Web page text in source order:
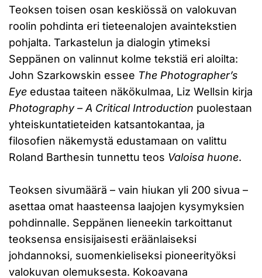
Teoksen toisen osan keskiössä on valokuvan
roolin pohdinta eri tieteenalojen avaintekstien
pohjalta. Tarkastelun ja dialogin ytimeksi
Seppänen on valinnut kolme tekstiä eri aloilta:
John Szarkowskin essee The Photographer’s
Eye edustaa taiteen näkökulmaa, Liz Wellsin kirja
Photography – A Critical Introduction puolestaan
yhteiskuntatieteiden katsantokantaa, ja
filosofien näkemystä edustamaan on valittu
Roland Barthesin tunnettu teos Valoisa huone.
Teoksen sivumäärä – vain hiukan yli 200 sivua –
asettaa omat haasteensa laajojen kysymyksien
pohdinnalle. Seppänen lieneekin tarkoittanut
teoksensa ensisijaisesti eräänlaiseksi
johdannoksi, suomenkieliseksi pioneerityöksi
valokuvan olemuksesta. Kokoavana